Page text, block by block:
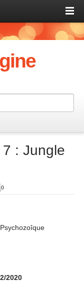
: Jungle
0
2020